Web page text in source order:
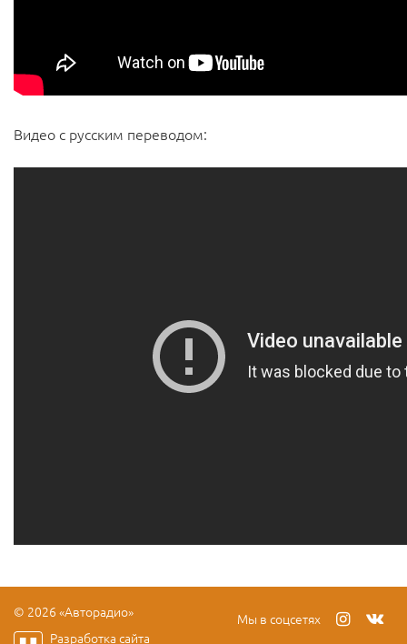
Видео с русским переводом:
© 2026 «Авторадио»
Мы в соцсетях
Разработка сайта